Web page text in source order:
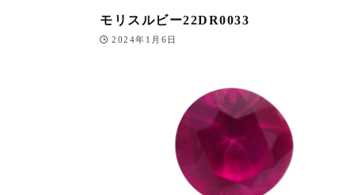
モリスルビー22DR0033
2024年1月6日